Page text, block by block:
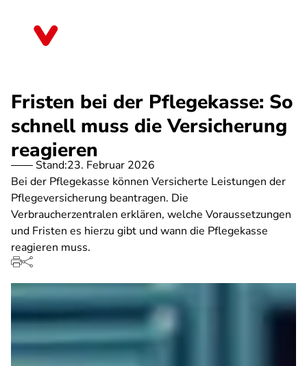
Fristen bei der Pflegekasse: So
schnell muss die Versicherung
reagieren
Stand:23. Februar 2026
Bei der Pflegekasse können Versicherte Leistungen der
Pflegeversicherung beantragen. Die
Verbraucherzentralen erklären, welche Voraussetzungen
und Fristen es hierzu gibt und wann die Pflegekasse
reagieren muss.